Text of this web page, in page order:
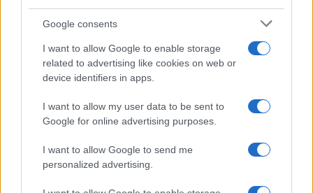
Google consents
I want to allow Google to enable storage
related to advertising like cookies on web or
device identifiers in apps.
I want to allow my user data to be sent to
Google for online advertising purposes.
I want to allow Google to send me
personalized advertising.
Scoperte 80 GB di RAM nascosti nelle vecchie GPU NVIDIA
per mining